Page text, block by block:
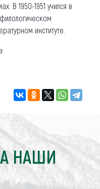
В 1950-1951 учился в
институте.
НАШИ